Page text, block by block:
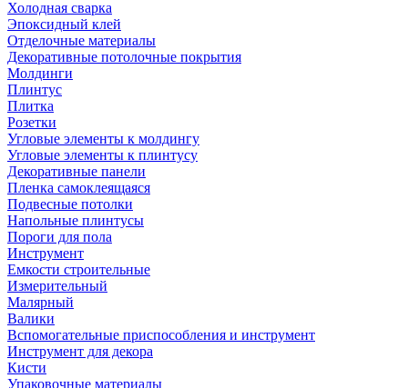
Холодная сварка
Эпоксидный клей
Отделочные материалы
Декоративные потолочные покрытия
Молдинги
Плинтус
Плитка
Розетки
Угловые элементы к молдингу
Угловые элементы к плинтусу
Декоративные панели
Пленка самоклеящаяся
Подвесные потолки
Напольные плинтусы
Пороги для пола
Инструмент
Емкости строительные
Измерительный
Малярный
Валики
Вспомогательные приспособления и инструмент
Инструмент для декора
Кисти
Упаковочные материалы